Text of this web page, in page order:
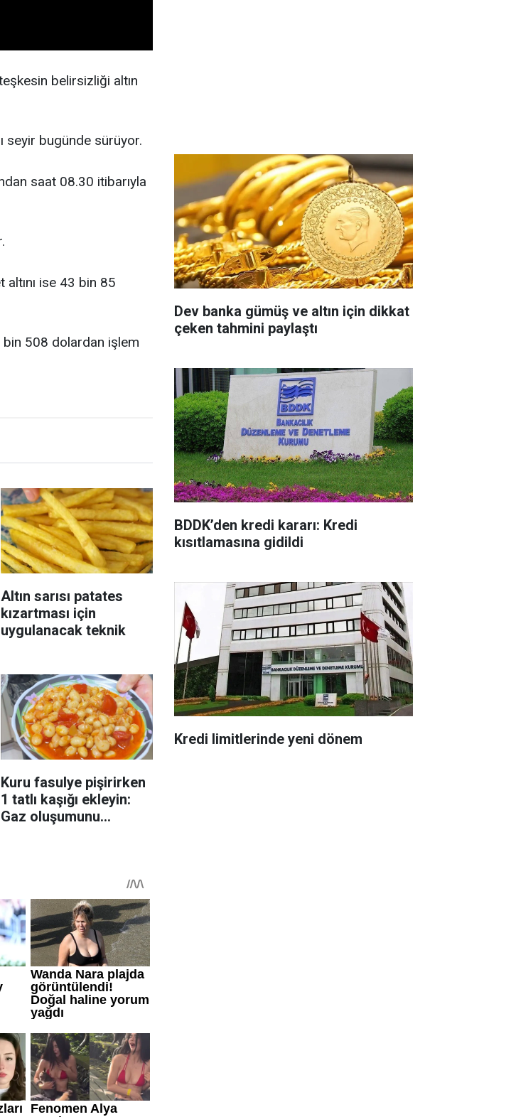
belirsizliği altın
seyir bugünde sürüyor.
saat 08.30 itibarıyla
ise 43 bin 85
bin 508 dolardan işlem
Altın sarısı patates
kızartması için
uygulanacak teknik
Kuru fasulye pişirirken
1 tatlı kaşığı ekleyin:
Gaz oluşumunu
Dev banka gümüş ve altın için dikkat
çeken tahmini paylaştı
BDDK’den kredi kararı: Kredi
kısıtlamasına gidildi
Kredi limitlerinde yeni dönem